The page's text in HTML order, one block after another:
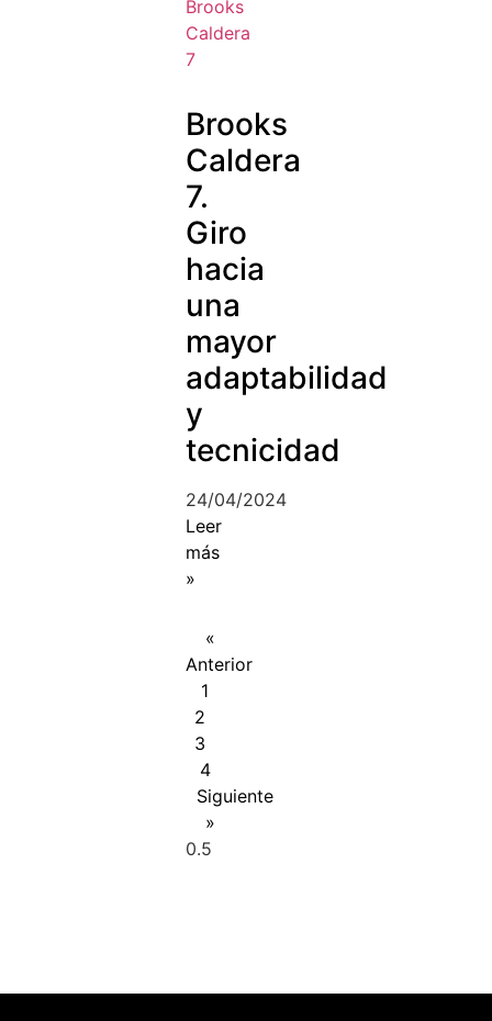
Brooks
Caldera
7.
Giro
hacia
una
mayor
adaptabilidad
y
tecnicidad
24/04/2024
Leer
más
»
«
Anterior
1
2
3
4
Siguiente
»